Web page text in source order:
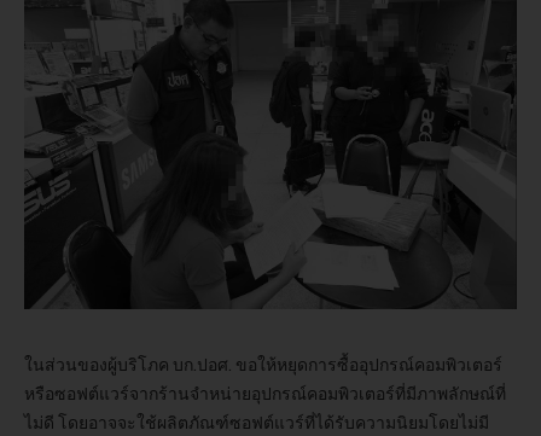
ในส่วนของผู้บริโภค บก.ปอศ. ขอให้หยุดการซื้ออุปกรณ์คอมพิวเตอร์
หรือซอฟต์แวร์จากร้านจำหน่ายอุปกรณ์คอมพิวเตอร์ที่มีภาพลักษณ์ที่
ไม่ดี โดยอาจจะใช้ผลิตภัณฑ์ซอฟต์แวร์ที่ได้รับความนิยมโดยไม่มี